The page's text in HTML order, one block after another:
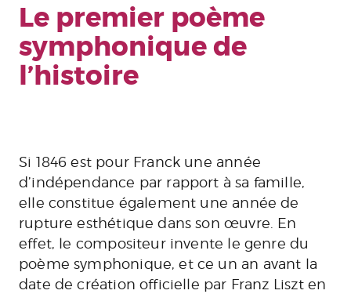
Le premier poème
symphonique de
l’histoire
Si 1846 est pour Franck une année
d’indépendance par rapport à sa famille,
elle constitue également une année de
rupture esthétique dans son œuvre. En
effet, le compositeur invente le genre du
poème symphonique, et ce un an avant la
date de création officielle par Franz Liszt en